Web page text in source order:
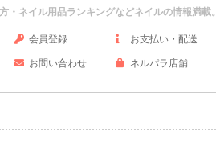
ネイル用品ランキングなどネイルの情報満載。
会員登録 お支払い・配送
お問い合わせ ネルパラ店舗